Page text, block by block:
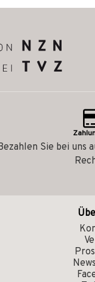
Sie bei uns